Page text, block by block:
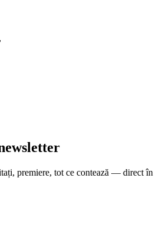
premiere, tot ce contează — direct în